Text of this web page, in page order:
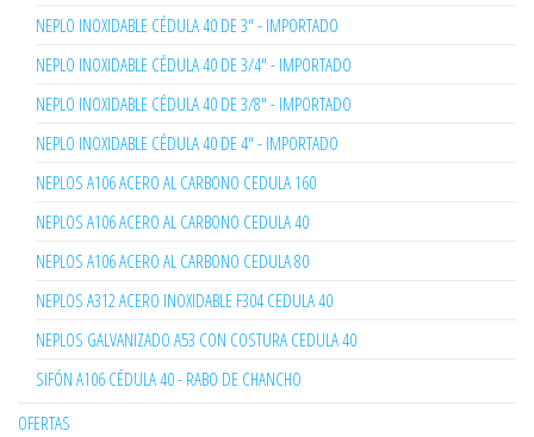
NEPLO INOXIDABLE CÉDULA 40 DE 3" - IMPORTADO
NEPLO INOXIDABLE CÉDULA 40 DE 3/4" - IMPORTADO
NEPLO INOXIDABLE CÉDULA 40 DE 3/8" - IMPORTADO
NEPLO INOXIDABLE CÉDULA 40 DE 4" - IMPORTADO
NEPLOS A106 ACERO AL CARBONO CEDULA 160
NEPLOS A106 ACERO AL CARBONO CEDULA 40
NEPLOS A106 ACERO AL CARBONO CEDULA 80
NEPLOS A312 ACERO INOXIDABLE F304 CEDULA 40
NEPLOS GALVANIZADO A53 CON COSTURA CEDULA 40
SIFÓN A106 CÉDULA 40 - RABO DE CHANCHO
OFERTAS